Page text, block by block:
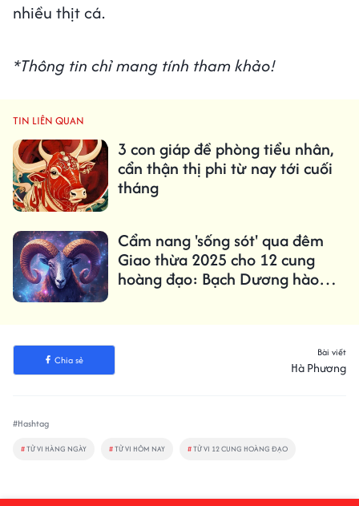
nhiều thịt cá.
*Thông tin chỉ mang tính tham khảo!
TIN LIÊN QUAN
3 con giáp đề phòng tiểu nhân,
cẩn thận thị phi từ nay tới cuối
tháng
Cẩm nang 'sống sót' qua đêm
Giao thừa 2025 cho 12 cung
hoàng đạo: Bạch Dương hào
Chia sẻ
Bài viết
Hà Phương
#Hashtag
#TỬ VI HÀNG NGÀY #TỬ VI HÔM NAY #TỬ VI 12 CUNG HOÀNG ĐẠO